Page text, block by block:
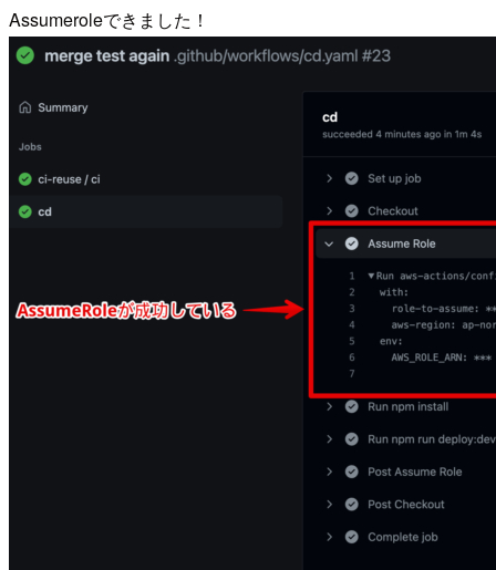
Assumeroleできました！